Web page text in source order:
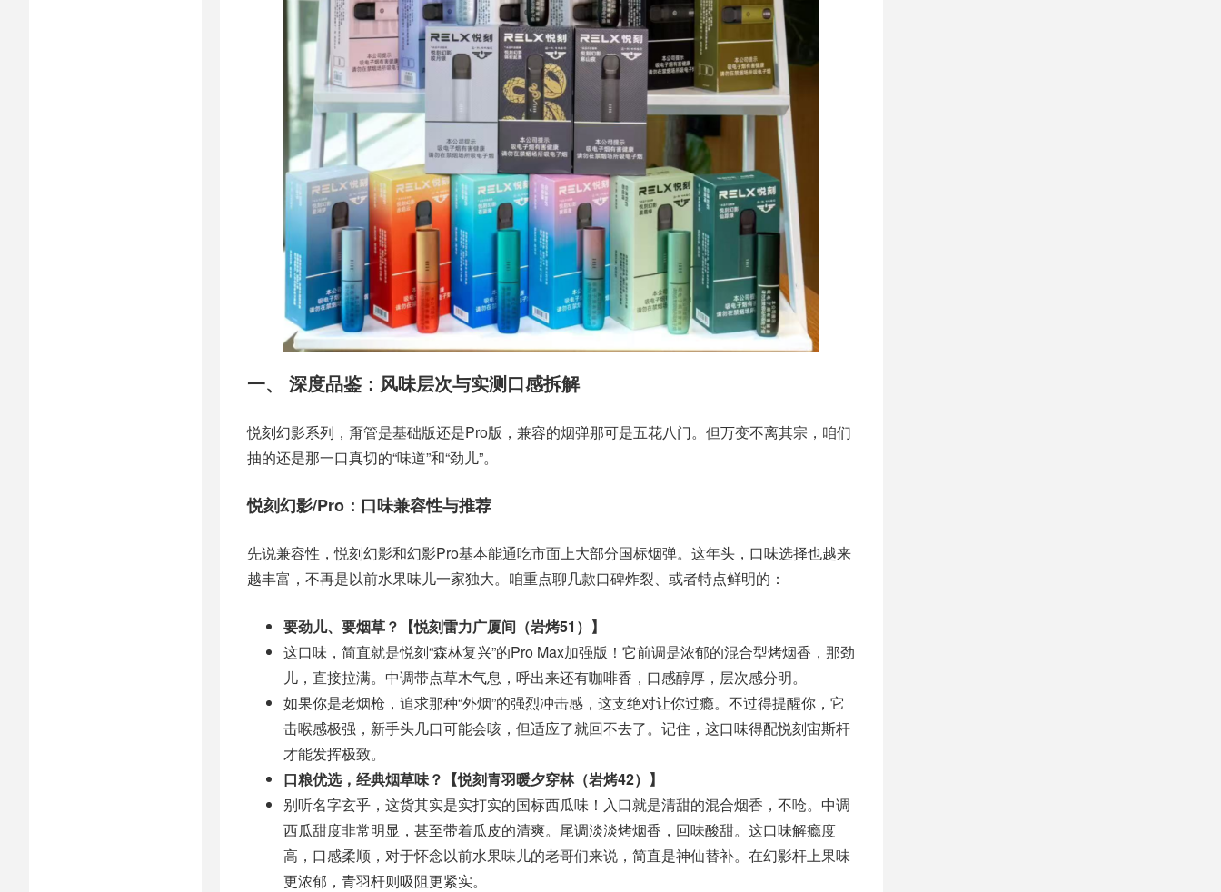
一、 深度品鉴：风味层次与实测口感拆解
悦刻幻影系列，甭管是基础版还是Pro版，兼容的烟弹那可是五花八门。但万变不离其宗，咱们
抽的还是那一口真切的“味道”和“劲儿”。
悦刻幻影/Pro：口味兼容性与推荐
先说兼容性，悦刻幻影和幻影Pro基本能通吃市面上大部分国标烟弹。这年头，口味选择也越来
越丰富，不再是以前水果味儿一家独大。咱重点聊几款口碑炸裂、或者特点鲜明的：
要劲儿、要烟草？【悦刻雷力广厦间（岩烤51）】
这口味，简直就是悦刻“森林复兴”的Pro Max加强版！它前调是浓郁的混合型烤烟香，那劲
儿，直接拉满。中调带点草木气息，呼出来还有咖啡香，口感醇厚，层次感分明。
如果你是老烟枪，追求那种“外烟”的强烈冲击感，这支绝对让你过瘾。不过得提醒你，它
击喉感极强，新手头几口可能会咳，但适应了就回不去了。记住，这口味得配悦刻宙斯杆
才能发挥极致。
口粮优选，经典烟草味？【悦刻青羽暖夕穿林（岩烤42）】
别听名字玄乎，这货其实是实打实的国标西瓜味！入口就是清甜的混合烟香，不呛。中调
西瓜甜度非常明显，甚至带着瓜皮的清爽。尾调淡淡烤烟香，回味酸甜。这口味解瘾度
高，口感柔顺，对于怀念以前水果味儿的老哥们来说，简直是神仙替补。在幻影杆上果味
更浓郁，青羽杆则吸阻更紧实。